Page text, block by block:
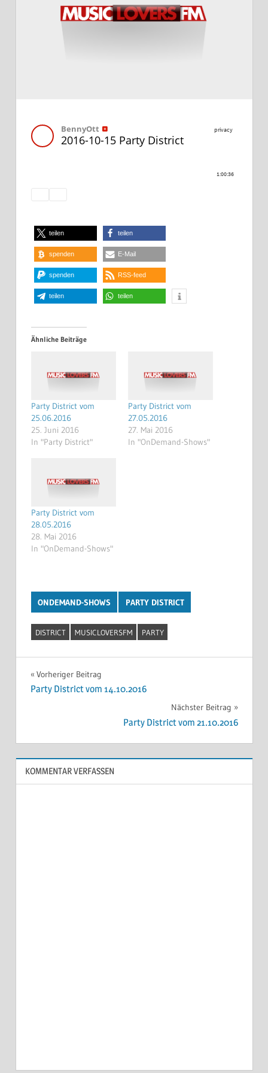
teilen teilen
spenden E-Mail
spenden RSS-feed
teilen teilen
Ähnliche Beiträge
Party District vom
25.06.2016
25. Juni 2016
In "Party District"
Party District vom
27.05.2016
27. Mai 2016
In "OnDemand-Shows"
Party District vom
28.05.2016
28. Mai 2016
In "OnDemand-Shows"
ONDEMAND-SHOWS PARTY DISTRICT
DISTRICT MUSICLOVERSFM PARTY
Beitragsnavigation
Vorheriger Beitrag
Party District vom 14.10.2016
Nächster Beitrag
Party District vom 21.10.2016
KOMMENTAR VERFASSEN